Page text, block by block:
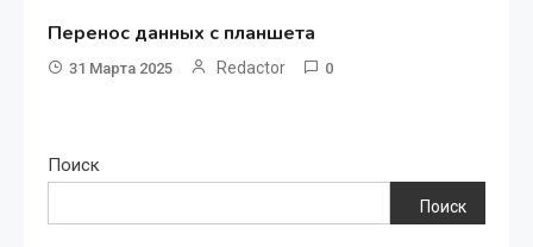
Перенос данных с планшета
31 Марта 2025 Redactor 0
Поиск
Поиск